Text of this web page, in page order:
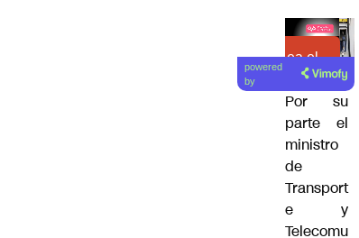
Lea el
artículo
powered
by
Por su
parte el
ministro
de
Transport
e y
Telecomu